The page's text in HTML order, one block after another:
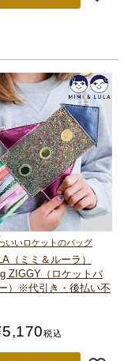
いいロケットのバッグ
（ミミ＆ルーラ）
ZIGGY（ロケットバ
）
※代引き・後払い不
5,170税込